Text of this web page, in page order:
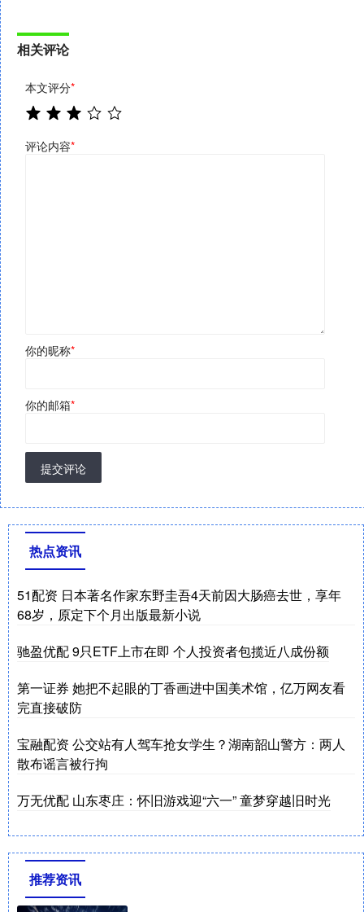
相关评论
本文评分*
评论内容*
你的昵称*
你的邮箱*
提交评论
热点资讯
51配资 日本著名作家东野圭吾4天前因大肠癌去世，享年
68岁，原定下个月出版最新小说
驰盈优配 9只ETF上市在即 个人投资者包揽近八成份额
第一证券 她把不起眼的丁香画进中国美术馆，亿万网友看
完直接破防
宝融配资 公交站有人驾车抢女学生？湖南韶山警方：两人
散布谣言被行拘
万无优配 山东枣庄：怀旧游戏迎“六一” 童梦穿越旧时光
推荐资讯